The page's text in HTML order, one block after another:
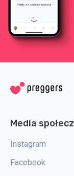
Media
Instagram
Facebook